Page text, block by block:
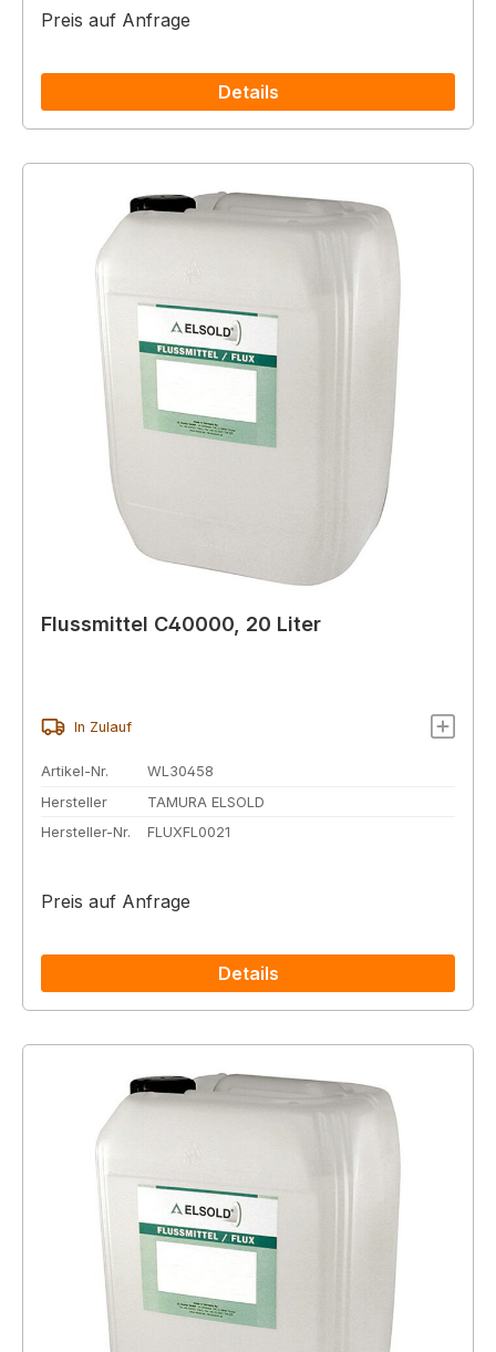
Preis auf Anfrage
Details
Flussmittel C40000, 20 Liter
In Zulauf
Artikel-Nr.
WL30458
Hersteller
TAMURA ELSOLD
Hersteller-Nr.
FLUXFL0021
Preis auf Anfrage
Details